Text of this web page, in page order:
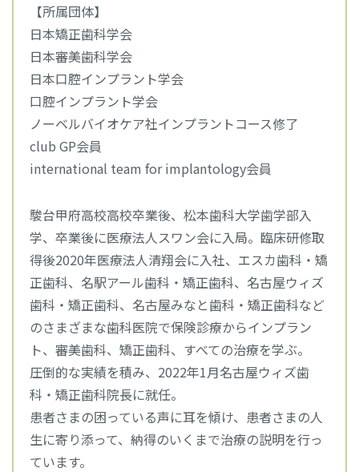
【所属団体】
日本矯正歯科学会
日本審美歯科学会
日本口腔インプラント学会
口腔インプラント学会
ノーベルバイオケア社インプラントコース修了
club GP会員
international team for implantology会員
駿台甲府高校高校卒業後、松本歯科大学歯学部入
学、卒業後に医療法人スワン会に入局。臨床研修取
得後2020年医療法人清翔会に入社、エスカ歯科・矯
正歯科、名駅アール歯科・矯正歯科、名古屋ウィズ
歯科・矯正歯科、名古屋みなと歯科・矯正歯科など
のさまざまな歯科医院で保険診療からインプラン
ト、審美歯科、矯正歯科、すべての治療を学ぶ。
圧倒的な実績を積み、2022年1月名古屋ウィズ歯
科・矯正歯科院長に就任。
患者さまの困っている声に耳を傾け、患者さまの人
生に寄り添って、納得のいくまで治療の説明を行っ
ています。